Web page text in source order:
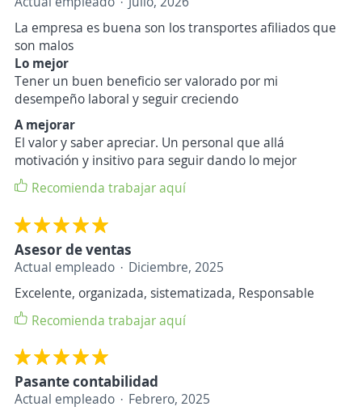
La empresa es buena son los transportes afiliados que
son malos
Lo mejor
Tener un buen beneficio ser valorado por mi
desempeño laboral y seguir creciendo
A mejorar
El valor y saber apreciar. Un personal que allá
motivación y insitivo para seguir dando lo mejor
Recomienda trabajar aquí
Asesor de ventas
Actual empleado
Diciembre, 2025
Excelente, organizada, sistematizada, Responsable
Recomienda trabajar aquí
Pasante contabilidad
Actual empleado
Febrero, 2025